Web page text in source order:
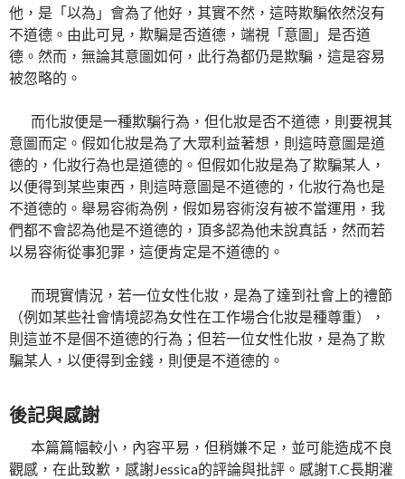
他，是「以為」會為了他好，其實不然，這時欺騙依然沒有
不道德。由此可見，欺騙是否道德，端視「意圖」是否道
德。然而，無論其意圖如何，此行為都仍是欺騙，這是容易
被忽略的。
而化妝便是一種欺騙行為，但化妝是否不道德，則要視其
意圖而定。假如化妝是為了大眾利益著想，則這時意圖是道
德的，化妝行為也是道德的。但假如化妝是為了欺騙某人，
以便得到某些東西，則這時意圖是不道德的，化妝行為也是
不道德的。舉易容術為例，假如易容術沒有被不當運用，我
們都不會認為他是不道德的，頂多認為他未說真話，然而若
以易容術從事犯罪，這便肯定是不道德的。
而現實情況，若一位女性化妝，是為了達到社會上的禮節
（例如某些社會情境認為女性在工作場合化妝是種尊重），
則這並不是個不道德的行為；但若一位女性化妝，是為了欺
騙某人，以便得到金錢，則便是不道德的。
後記與感謝
本篇篇幅較小，內容平易，但稍嫌不足，並可能造成不良
觀感，在此致歉，感謝Jessica的評論與批評。感謝T.C長期灌